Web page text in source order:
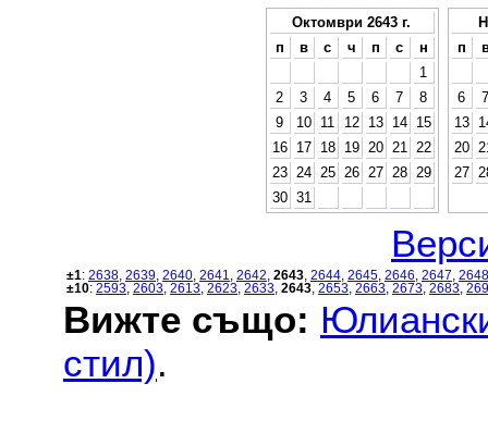
Октомври 2643 г.
п
в с ч п с
н
1
2
3 4 5 6 7
8
9
10 11 12 13 14
15
16
17 18 19 20 21
22
23
24 25 26 27 28
29
30 31
п
6
7
13
20
27
±1: 2638 2639 2640 2641 2642 2643 2644 2645 2646 2647 2648
±10: 2593 2603 2613 2623 2633 2643 2653 2663 2673 2683
Вижте също:
стил).